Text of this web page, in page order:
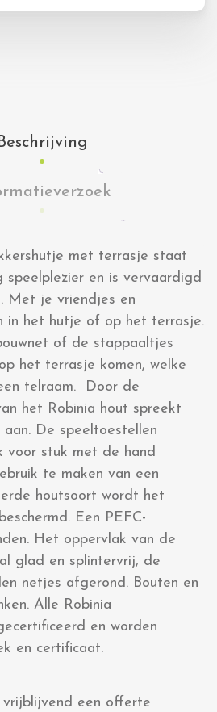
met terrasje staat
speelplezier en is vervaardigd
Met je vriendjes en
in het hutje of op het terrasje.
of de stappaaltjes
het terrasje komen, welke
telraam. Door de
het Robinia hout spreekt
De speeltoestellen
voor stuk met de hand
te maken van een
houtsoort wordt het
Een PEFC-
Het oppervlak van de
glad en splintervrij, de
netjes afgerond. Bouten en
Alle Robinia
en worden
en certificaat.
een offerte